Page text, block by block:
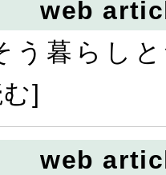
web
う暮ら
]
web